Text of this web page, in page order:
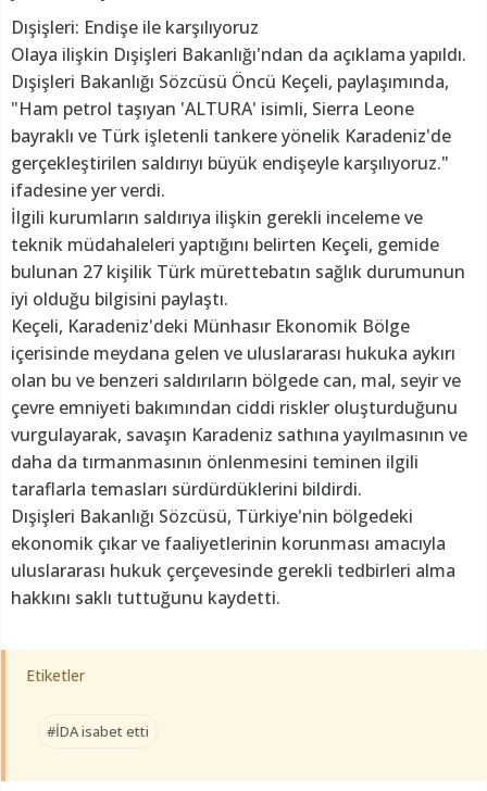
Dışişleri: Endişe ile karşılıyoruz
Olaya ilişkin Dışişleri Bakanlığı'ndan da açıklama yapıldı.
Dışişleri Bakanlığı Sözcüsü Öncü Keçeli, paylaşımında,
"Ham petrol taşıyan 'ALTURA' isimli, Sierra Leone
bayraklı ve Türk işletenli tankere yönelik Karadeniz'de
gerçekleştirilen saldırıyı büyük endişeyle karşılıyoruz."
ifadesine yer verdi.
İlgili kurumların saldırıya ilişkin gerekli inceleme ve
teknik müdahaleleri yaptığını belirten Keçeli, gemide
bulunan 27 kişilik Türk mürettebatın sağlık durumunun
iyi olduğu bilgisini paylaştı.
Keçeli, Karadeniz'deki Münhasır Ekonomik Bölge
içerisinde meydana gelen ve uluslararası hukuka aykırı
olan bu ve benzeri saldırıların bölgede can, mal, seyir ve
çevre emniyeti bakımından ciddi riskler oluşturduğunu
vurgulayarak, savaşın Karadeniz sathına yayılmasının ve
daha da tırmanmasının önlenmesini teminen ilgili
taraflarla temasları sürdürdüklerini bildirdi.
Dışişleri Bakanlığı Sözcüsü, Türkiye'nin bölgedeki
ekonomik çıkar ve faaliyetlerinin korunması amacıyla
uluslararası hukuk çerçevesinde gerekli tedbirleri alma
hakkını saklı tuttuğunu kaydetti.
Etiketler
#İDA isabet etti